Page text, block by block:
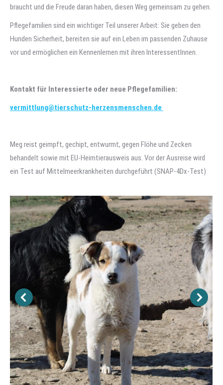
braucht und die Freude daran haben, diesen Weg gemeinsam zu gehen.
Pflegefamilien sind ein wichtiger Teil unserer Arbeit: Sie geben den
Hunden Sicherheit, bereiten sie auf ein Leben im passenden Zuhause
vor und ermöglichen ein Kennenlernen mit ihren InteressentInnen.
Kontakt für Interessierte oder neue Pflegefamilien:
vermittlung@tierschutz-herzensmenschen.de
Meg reist geimpft, gechipt, entwurmt, gegen Flöhe und Zecken
behandelt sowie mit EU-Heimtierausweis aus. Vor der Ausreise wird
ein Test auf Mittelmeerkrankheiten durchgeführt (SNAP-4Dx-Test)